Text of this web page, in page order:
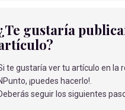
BENEFICIOS DEL PARTO EN
MOVIMIENTO
DIETOTERAPIA EN LA
CRÓNICA
gustaría
te gustaría ver tu artículo en la
¡puedes hacerlo!.
seguir los siguientes